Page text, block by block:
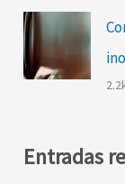
Entradas